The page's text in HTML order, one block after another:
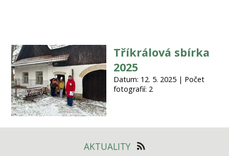
Tříkrálová sbírka
2025
Datum: 12. 5. 2025 | Počet
fotografií: 2
AKTUALITY